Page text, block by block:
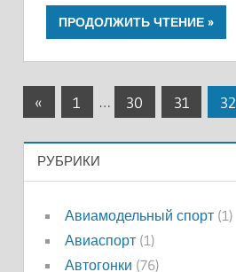
ПРОДОЛЖИТЬ ЧТЕНИЕ
Пагинация
записей
« Предыдущие
1 … 30 31 32
РУБРИКИ
Авиамодельный спорт(1)
Авиаспорт(1)
Автогонки (76)